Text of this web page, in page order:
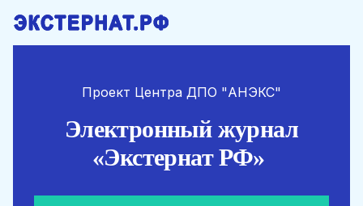
Проект Центра ДПО "АНЭКС"
Электронный журнал
«Экстернат РФ»